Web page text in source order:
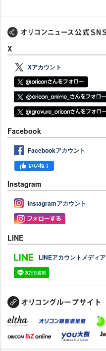
X
Xアカウント
Facebook
Facebookアカウント
Instagram
Instagramアカウント
LINE
LINEアカウントメディア